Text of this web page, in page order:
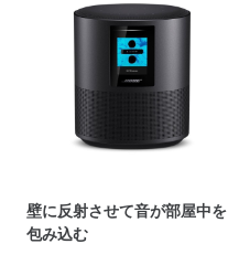
壁に反射させて音が部屋中を
包み込む